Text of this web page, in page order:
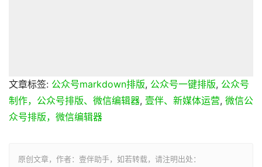
文章标签: 公众号markdown排版, 公众号一键排版, 公众号
制作，公众号排版、微信编辑器, 壹伴、新媒体运营, 微信公
众号排版，微信编辑器
原创文章，作者：壹伴助手，如若转载，请注明出处：